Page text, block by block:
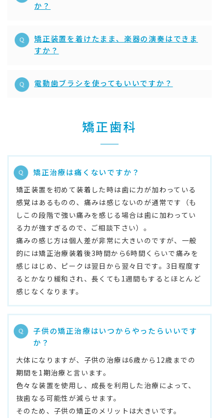
か？
矯正装置を着けたまま、楽器の演奏はできま
すか？
電動歯ブラシを使ってもいいですか？
矯正歯科
矯正治療は痛くないですか？
矯正装置を初めて装着した時は歯に力が加わっている
感覚はあるものの、痛みは感じないのが通常です（も
しこの段階で強い痛みを感じる場合は歯に加わってい
る力が強すぎるので、ご相談下さい）。
痛みの感じ方は個人差が非常に大きいのですが、一般
的には矯正治療装着後3時間から6時間くらいで痛みを
感じはじめ、ピークは翌日から翌々日です。3日程度す
るとかなり緩和され、長くても1週間もするとほとんど
感じなくなります。
子供の矯正治療はいつからやったらいいです
か？
大体になりますが、子供の治療は6歳から12歳までの
期間を1期治療と言います。
色々な装置を使用し、成長を利用した治療によって、
抜歯なる可能性が減らせます。
そのため、子供の矯正のメリットは大きいです。